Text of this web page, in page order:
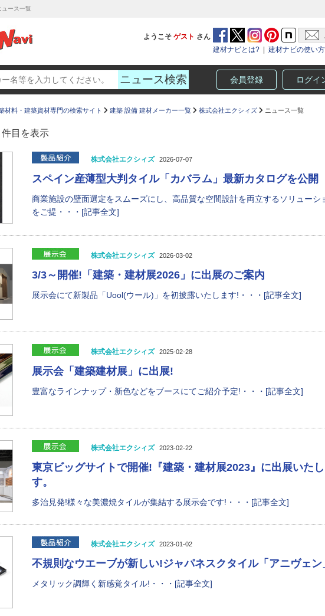
ース一覧
ようこそ ゲスト さん
建材ナビとは?
建材ナビの使い方
会員登録 ログイ
材料・建築資材専門の検索サイト 建築 設備 建材メーカー一覧 株式会社エクシィズ ニュース一覧
目を表示
株式会社エクシィズ 2026-07-07
スペイン産薄型大判タイル「カバラム」最新カタログを公開
商業施設の壁面選定をスムーズにし、高品質な空間設計を両立するソリューシ
をご提・・・[記事全文]
株式会社エクシィズ 2026-03-02
3/3～開催!「建築・建材展2026」に出展のご案内
展示会にて新製品「Uool(ウール)」を初披露いたします!・・・[記事全文]
株式会社エクシィズ 2025-02-28
展示会「建築建材展」に出展!
豊富なラインナップ・新色などをブースにてご紹介予定!・・・[記事全文]
株式会社エクシィズ 2023-02-22
東京ビッグサイトで開催!『建築・建材展2023』に出展いたし
す。
多治見発!様々な美濃焼タイルが集結する展示会です!・・・[記事全文]
株式会社エクシィズ 2023-01-02
不規則なウエーブが新しい!ジャパネスクタイル「アニヴェン
メタリック調輝く新感覚タイル!・・・[記事全文]